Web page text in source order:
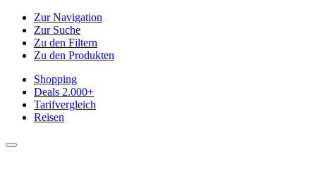
Zur Navigation
Zur Suche
Zu den Filtern
Zu den Produkten
Shopping
Deals 2.000+
Tarifvergleich
Reisen